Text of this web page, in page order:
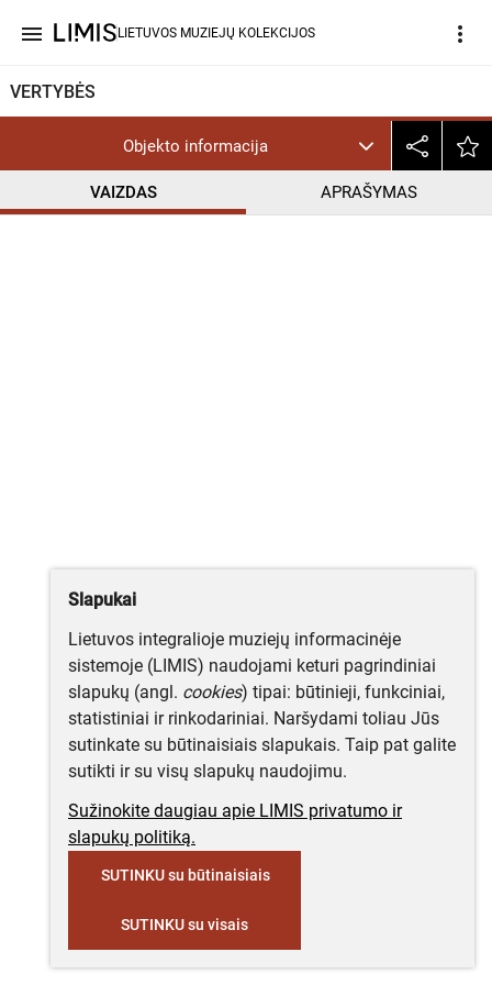
menu LIETUVOS MUZIEJŲ KOLEKCIJOS more_vert
VERTYBĖS
Objekto informacija
VAIZDAS APRAŠYMAS
Slapukai
Lietuvos integralioje muziejų informacinėje
sistemoje (LIMIS) naudojami keturi pagrindiniai
slapukų (angl. cookies) tipai: būtinieji, funkciniai,
statistiniai ir rinkodariniai. Naršydami toliau Jūs
sutinkate su būtinaisiais slapukais. Taip pat galite
sutikti ir su visų slapukų naudojimu.
Sužinokite daugiau apie LIMIS privatumo ir
slapukų politiką.
SUTINKU su būtinaisiais
SUTINKU su visais